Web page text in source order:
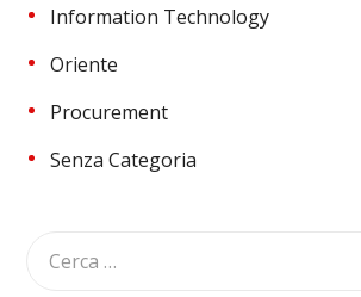
Information Technology
Oriente
Procurement
Senza Categoria